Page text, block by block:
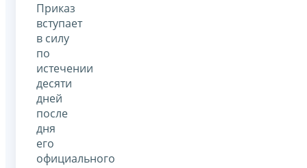
Приказ
вступает
в силу
по
истечении
десяти
дней
после
дня
его
официального